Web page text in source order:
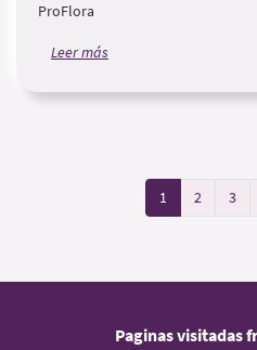
ProFlora
Leer más
1 2 3
Paginas visitadas